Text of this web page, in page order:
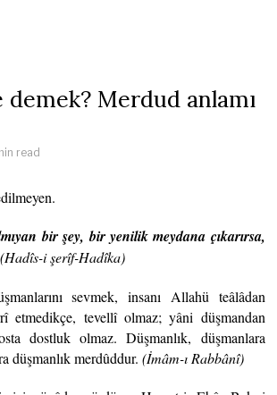
Merdud anlamı
read
bir şey, bir yenilik meydana çıkarırsa,
(Hadîs-i şerîf-Hadîka)
sevmek, insanı Allahü teâlâdan
etmedikçe, tevellî olmaz; yâni düşmandan
dostluk olmaz. Düşmanlık, düşmanlara
düşmanlık merdûddur.(İmâm-ı Rabbânî)